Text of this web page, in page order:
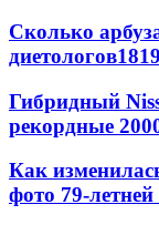
Сколько
диетологов1819
Гибридный
рекордные
Как
фото 79-